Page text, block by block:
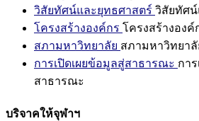
วิสัยทัศน์และยุทธศาสตร์ วิสัยทัศ
โครงสร้างองค์กร โครงสร้างองค์
สภามหาวิทยาลัย สภามหาวิทยาลั
การเปิดเผยข้อมูลสู่สาธารณะ กา
สาธารณะ
บริจาคให้จุฬาฯ